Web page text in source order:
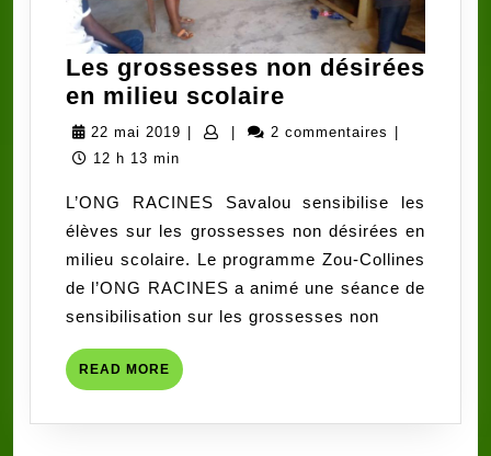
Les grossesses non désirées
en milieu scolaire
grossesses
en
milieu
scolaire
22 mai 2019 22
| | 2 commentaires |
12 h 13 min
L’ONG RACINES Savalou sensibilise les
élèves sur les grossesses non désirées en
milieu scolaire. Le programme Zou-Collines
de l’ONG RACINES a animé une séance de
sensibilisation sur les grossesses non
READ MORE READ
MORE